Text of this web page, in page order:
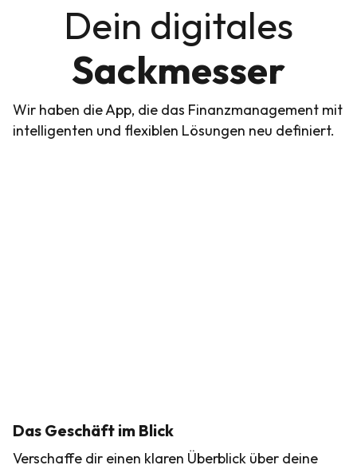
Dein digitales
Sackmesser
Wir haben die App, die das Finanzmanagement mit
intelligenten und flexiblen Lösungen neu definiert.
Das Geschäft im Blick
Verschaffe dir einen klaren Überblick über deine